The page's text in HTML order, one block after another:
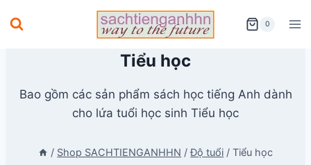
to
0
Tiểu học
Bao gồm các sản phẩm sách học tiếng Anh dành
cho lứa tuổi học sinh Tiểu học
/ Shop SACHTIENGANHHN / Độ tuổi / Tiểu học